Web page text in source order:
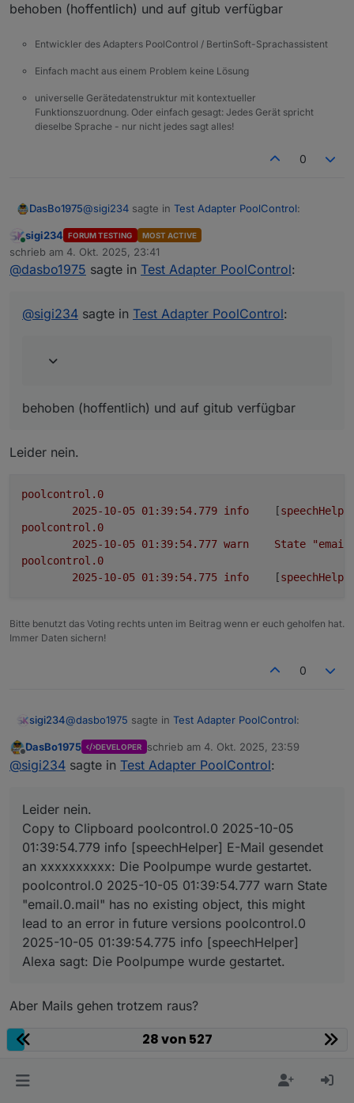
behoben (hoffentlich) und auf gitub verfügbar
Entwickler des Adapters PoolControl / BertinSoft-Sprachassistent
Einfach macht aus einem Problem keine Lösung
universelle Gerätedatenstruktur mit kontextueller
Funktionszuordnung. Oder einfach gesagt: Jedes Gerät spricht
dieselbe Sprache - nur nicht jedes sagt alles!
0
DasBo1975@sigi234 sagte in Test Adapter PoolControl:
@dasbo1975sagte in
PoolControl:
eine Existenzprüfung des E-Mail-
Adapters vor dem Versand,
Denke .mail ist falsch
behoben (hoffentlich) und auf gitub verfügbar
Online
sigi234 FORUM TESTING MOST ACTIVE
schrieb am 4. Okt. 2025, 23:41
zuletzt editiert von
@dasbo1975 sagte in Test Adapter PoolControl:
@sigi234 sagte in Test Adapter PoolControl:
behoben (hoffentlich) und auf gitub verfügbar
Leider nein.
poolcontrol.0
info
	[
poolcontrol.0
warn State
poolcontrol.0
info
	[
Bitte benutzt das Voting rechts unten im Beitrag wenn er euch geholfen hat.
Immer Daten sichern!
0
sigi234@dasbo1975 sagte in Test Adapter PoolControl:
@sigi234sagte inTest Adapter PoolControl
eine Existenzprüfung des E-Mail-
Adapters vor dem Versand,
Denke .mail ist falsch
behoben (hoffentlich) und auf gitub verfügbar
poolcontrol.0
2025-10-05 01:39:54.779	info
poolcontrol.0
2025-10-05 01:39:54.777	warn	State
poolcontrol.0
Offline
DasBo1975 DEVELOPER schrieb am 4. Okt. 2025, 23:59
zuletzt editiert von
@sigi234 sagte in Test Adapter PoolControl:
Leider nein.
Copy to Clipboard poolcontrol.0 2025-10-05
01:39:54.779 info [speechHelper] E-Mail gesendet
an xxxxxxxxxx: Die Poolpumpe wurde gestartet.
poolcontrol.0 2025-10-05 01:39:54.777 warn State
"email.0.mail" has no existing object, this might
lead to an error in future versions poolcontrol.0
2025-10-05 01:39:54.775 info [speechHelper]
Alexa sagt: Die Poolpumpe wurde gestartet.
Aber Mails gehen trotzem raus?
Entwickler des Adapters PoolControl / BertinSoft-Sprachassistent
28 von 527